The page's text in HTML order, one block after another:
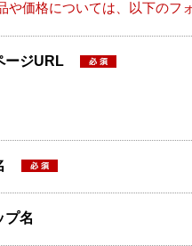
や価格については、以下のフ
ージURL
プ名